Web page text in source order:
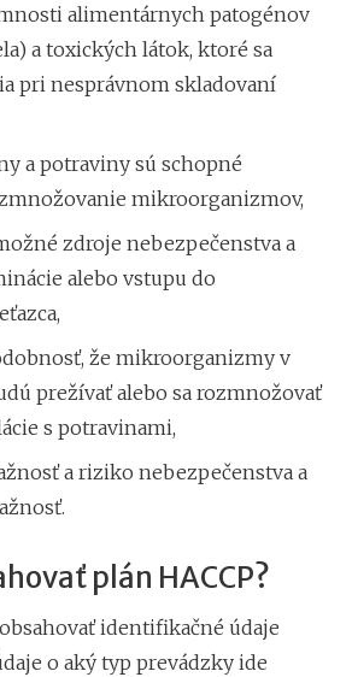
alimentárnych patogénov
a toxických látok, ktoré sa
pri nesprávnom skladovaní
a potraviny sú schopné
mikroorganizmov,
zdroje nebezpečenstva a
alebo vstupu do
že mikroorganizmy v
prežívať alebo sa rozmnožovať
s potravinami,
a riziko nebezpečenstva a
plán HACCP?
identifikačné údaje
o aký typ prevádzky ide